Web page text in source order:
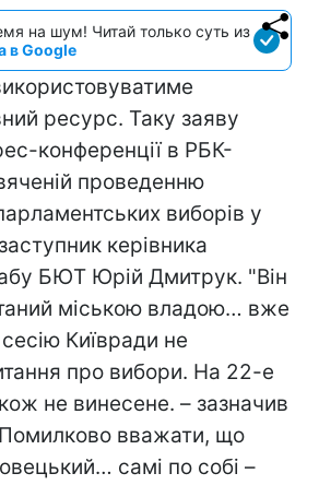
на шум! Читай только суть из
в Google
ресурс. Таку заяву
конференції в РБК-
проведенню
виборів у
керівника
БЮТ Юрій Дмитрук. "Він
міською владою… вже
Київради не
про вибори. На 22-е
не винесене. – зазначив
вважати, що
самі по собі –